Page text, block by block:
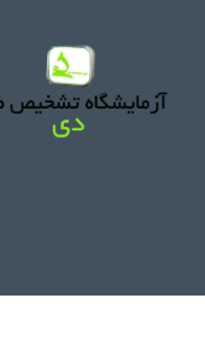
صفحه اصلی